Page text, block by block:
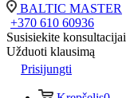
BALTIC MASTER
+370 610 60936
Susisiekite konsultacijai
Užduoti klausimą
Prisijungti